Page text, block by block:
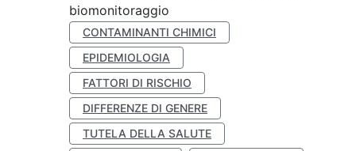
biomonitoraggio
CONTAMINANTI CHIMICI
EPIDEMIOLOGIA
FATTORI DI RISCHIO
DIFFERENZE DI GENERE
TUTELA DELLA SALUTE